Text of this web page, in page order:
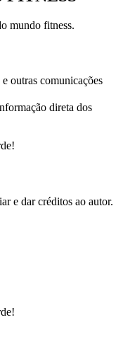
mundo fitness.
outras comunicações
direta dos
e dar créditos ao autor.